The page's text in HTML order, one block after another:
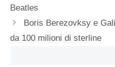
Beatles
Boris Berezovksy e
da 100 milioni di sterline